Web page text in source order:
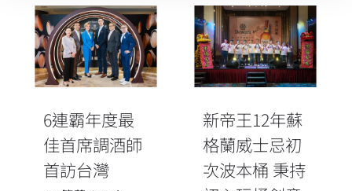
6連霸年度最佳
首席調酒師首
訪台灣
6連霸年度最
佳首席調酒師
首訪台灣
新帝王12年蘇
格蘭威士忌初
次波本桶 秉持
初心玩桶創意
全新力作
新帝王12年蘇
格蘭威士忌初
次波本桶 秉持